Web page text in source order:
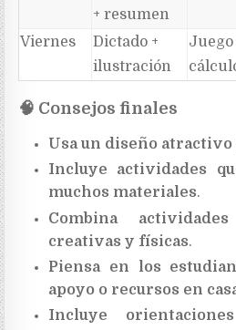
+ resumen
Viernes
Dictado +
ilustración
Juego
🧠 Consejos finales
Usa un diseño
Incluye actividades
muchos materiales.
Combina
creativas y físicas.
Piensa en los
apoyo o recursos en
Incluye